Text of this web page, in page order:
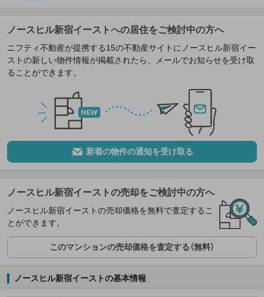
ノースヒル新宿イーストへの居住をご検討中の方へ
ニフティ不動産が提携する15の不動産サイトにノースヒル新宿イー
ストの新しい物件情報が掲載されたら、メールでお知らせを受け取
ることができます。
新着の物件の通知を受け取る
ノースヒル新宿イーストの売却をご検討中の方へ
ノースヒル新宿イーストの売却価格を無料で査定するこ
とができます。
このマンションの売却価格を査定する（無料）
ノースヒル新宿イーストの基本情報